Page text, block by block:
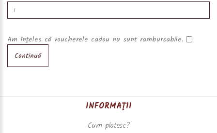
Am înţeles că voucherele cadou nu sunt rambursabile.
INFORMAŢII
Cum platesc?